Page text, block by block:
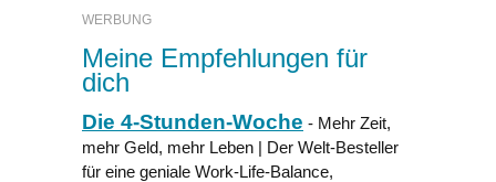
WERBUNG
Meine Empfehlungen für
dich
Die 4-Stunden-Woche - Mehr Zeit,
mehr Geld, mehr Leben | Der Welt-Besteller
für eine geniale Work-Life-Balance,